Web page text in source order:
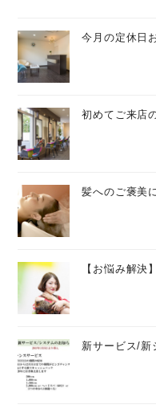
今月の定休日
初めてご来店
髪へのご褒美
【お悩み解決
新サービス/新